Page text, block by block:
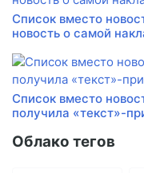
Список вместо
новость о самой
Список вместо
получила «текст»-
Облако тегов